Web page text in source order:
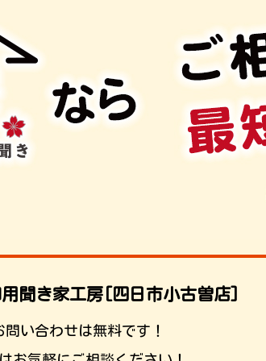
聞き家工房[四日市小古曽店]
問い合わせは無料です！